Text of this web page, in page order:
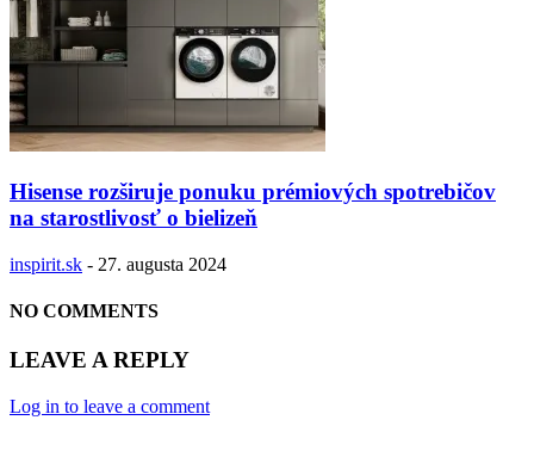
Hisense rozširuje ponuku prémiových spotrebičov
na starostlivosť o bielizeň
inspirit.sk - 27. augusta 2024
NO COMMENTS
LEAVE A REPLY
Log in to leave a comment